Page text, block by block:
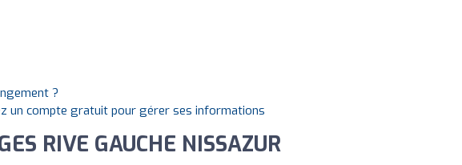
?
un compte gratuit pour gérer ses informations
RIVE GAUCHE NISSAZUR